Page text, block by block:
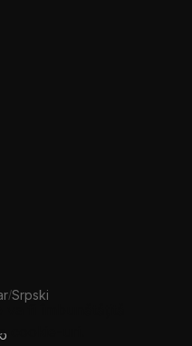
/Srpski
fi îmbunătățită
cookie-uri.